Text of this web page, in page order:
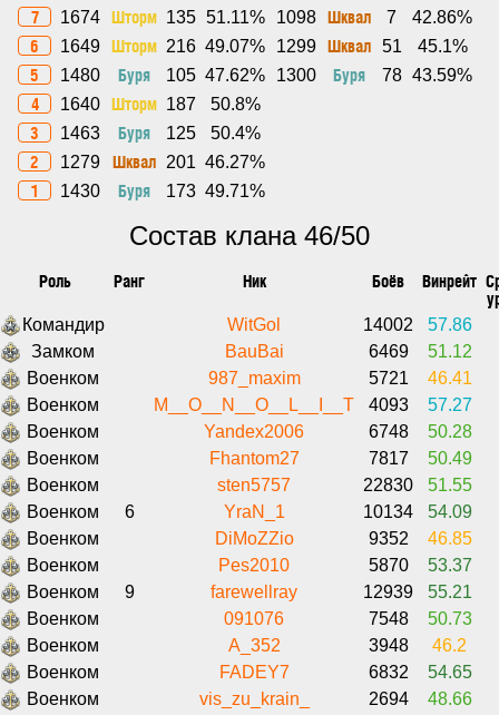
7 1674 Шторм 135 51.11% 1098 Шквал 7 42.86%
6 1649 Шторм 216 49.07% 1299 Шквал 51 45.1%
5 1480 Буря 105 47.62% 1300 Буря 78 43.59%
4 1640 Шторм 187 50.8%
3 1463 Буря 125 50.4%
2 1279 Шквал 201 46.27%
1 1430 Буря 173 49.71%
Состав клана 46/50
Роль Ранг Ник Боёв Винрейт
Командир WitGol 14002
57.86
Замком
BauBai 6469
51.12
Военком
987_maxim 5721
46.41
Военком
M__O__N__O__L__I__T 4093
57.27
Военком
Yandex2006 6748
50.28
Военком
Fhantom27 7817
50.49
Военком
sten5757 22830
51.55
Военком
6 YraN_1 10134
54.09
Военком
DiMoZZio 9352
46.85
Военком
Pes2010 5870
53.37
Военком
9 farewellray 12939
55.21
Военком
091076 7548
50.73
Военком
A_352 3948
46.2
Военком
FADEY7 6832
54.65
Военком
vis_zu_krain_ 2694
48.66